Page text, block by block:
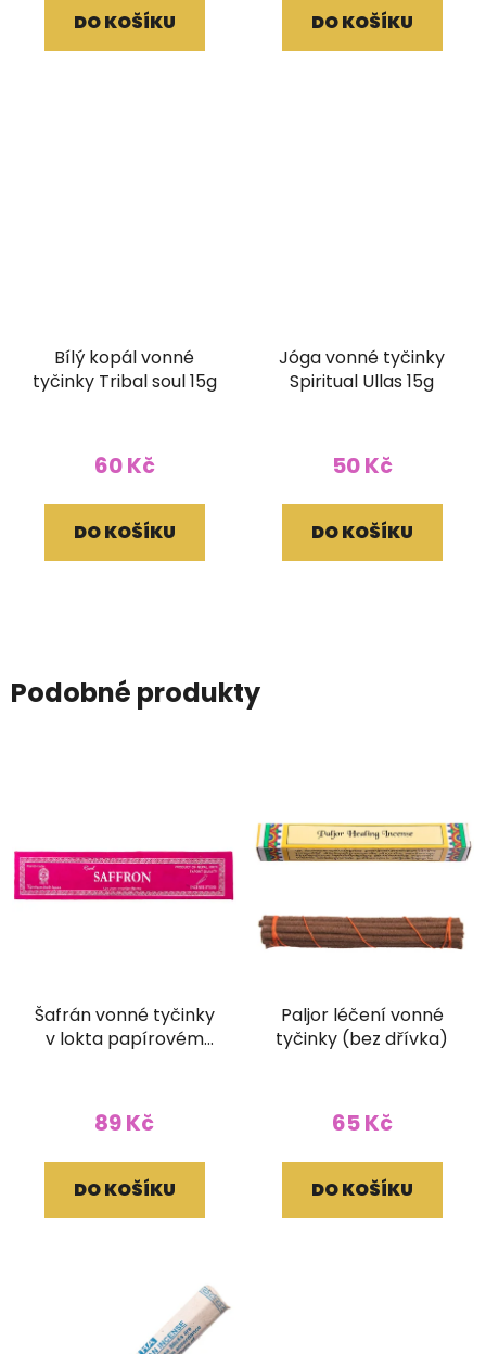
DO KOŠÍKU DO KOŠÍKU
Bílý kopál vonné
tyčinky Tribal soul 15g
60 Kč
DO KOŠÍKU
Jóga vonné tyčinky
Spiritual Ullas 15g
50 Kč
DO KOŠÍKU
Podobné produkty
Šafrán vonné tyčinky
v lokta papírovém
89 Kč
DO KOŠÍKU
Paljor léčení vonné
tyčinky (bez dřívka)
65 Kč
DO KOŠÍKU